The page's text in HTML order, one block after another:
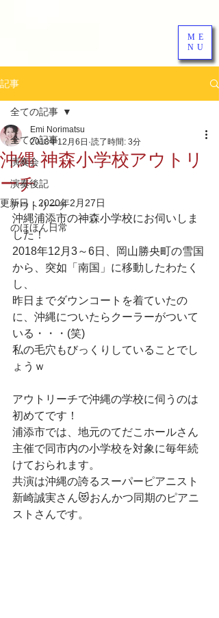
ME
NU
記事
全ての記事
演奏会
演奏後記
アウトリーチ
のほほん日常
全ての記事
沖縄 神森小学校アウトリ
ーチ
Emi Norimatsu
2018年12月6日 読了時間: 3分
更新日： 2020年2月27日
沖縄浦添市の神森小学校にお伺いしま
した！
2018年12月3～6日、岡山勝央町の雪国
から、突如「南国」に移動したわたく
し、
昨日までダウンコートを着ていたの
に、沖縄についたらクーラーがついて
いる・・・(笑)
私の毛穴もびっくりしていることでし
ょうｗ
アウトリーチで沖縄の学校に伺うのは
初めてです！
浦添市では、地元のてだこホールさん
主催で同市内の小学校を対象に毎年続
けておられます。
共演は沖縄の誇るスーパーピアニスト
新崎誠実さん😻おんかつ同期のピアニ
ストさんです。